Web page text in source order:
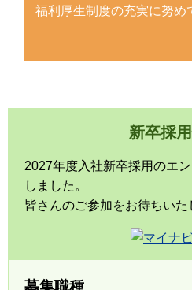
福利厚生制度の充実に努め
新卒採
2027年度入社新卒採用のエ
しました。
皆さんのご参加をお待ちいた
募集職種